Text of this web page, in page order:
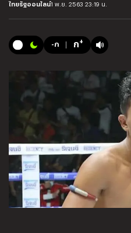
ไทยรัฐออนไลน์1 พ.ย. 2563 23:19 น.
-ก ก+